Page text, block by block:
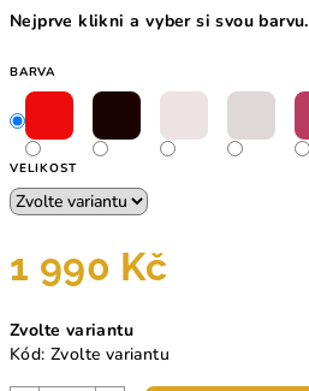
Nejprve klikni a vyber si svou barvu.
BARVA
VELIKOST
1 990 Kč
cena:
Zvolte variantu
Kód: Zvolte variantu